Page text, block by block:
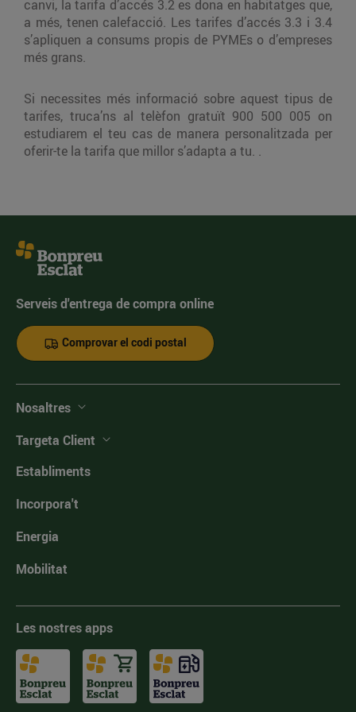
canvi, la tarifa d’accés 3.2 es dona en habitatges que,
a més, tenen calefacció. Les tarifes d’accés 3.3 i 3.4
s’apliquen a consums propis de PYMEs o d’empreses
més grans.
Si necessites més informació sobre aquest tipus de
tarifes, truca’ns al telèfon gratuït 900 500 005 on
estudiarem el teu cas de manera personalitzada per
oferir-te la tarifa que millor s’adapta a tu. .
Serveis d'entrega de compra online
Comprovar el codi postal
Nosaltres
Targeta Client
Establiments
Incorpora't
Energia
Mobilitat
Les nostres apps